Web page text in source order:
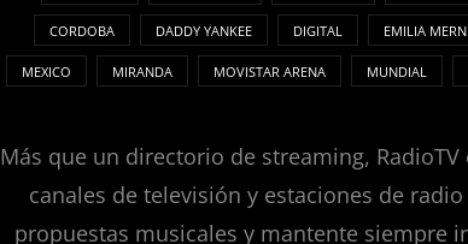
CORDOBA DADDY YANKEE DIGITAL EMILIA
MEXICO MIRANDA MOVISTAR ARENA MUNDIAL
Más que un directorio de streaming,
canales de televisión y estaciones de
propuestas musicales y mantente siempre